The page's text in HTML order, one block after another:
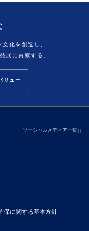
化を創造し、
展に貢献する。
リュー
ソーシャルメディア一覧
保に関する基本方針